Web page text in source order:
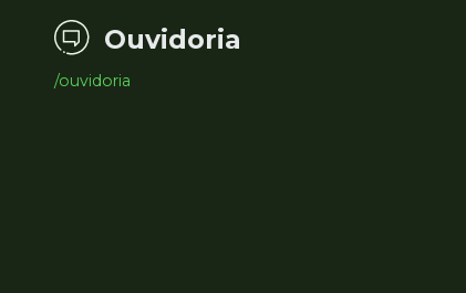
Ouvidoria
/ouvidoria